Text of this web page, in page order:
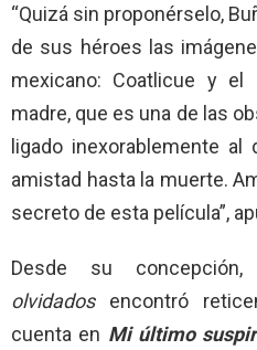
“Quizá sin proponérselo,
de sus héroes las
mexicano: Coatlicue y
madre, que es una de las
ligado inexorablemente
amistad hasta la muerte.
secreto de esta película”,
Desde su
olvidadosencontró
cuenta en Mi último